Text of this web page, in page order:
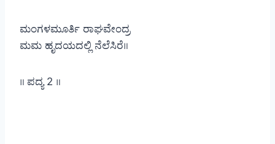
ಮಂಗಳಮೂರ್ತಿ ರಾಘವೇಂದ್ರ
ಮಮ ಹೃದಯದಲ್ಲಿ ನೆಲೆಸಿರೆ॥
॥ ಪದ್ಯ 2 ॥